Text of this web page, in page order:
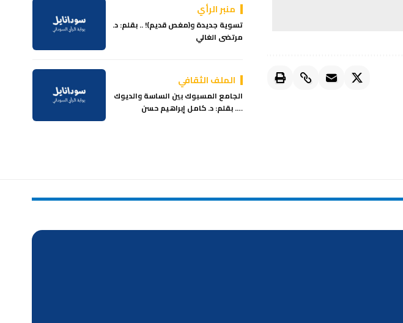
منبر الرأي
تسوية جديدة و(مغص قديم)! .. بقلم: د.
مرتضى الغالي
الملف الثقافي
الجامع المسبوك بين الساسة والديوك
…. بقلم: د. كامل إبراهيم حسن